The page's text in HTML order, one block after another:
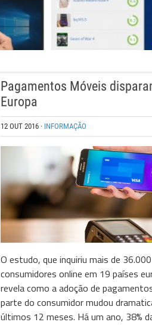
Pagamentos Móveis
Europa
12 OUT 2016 · INFORMAÇÃO
O estudo, que inquiriu mais de 36.000
consumidores online em 19 países
revela como a adoção de
parte do consumidor mudou
últimos 12 meses. Há um ano, 38%